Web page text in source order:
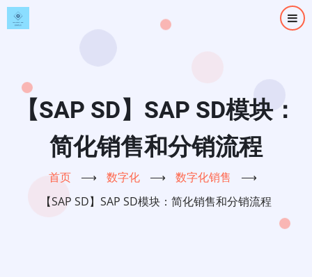
跳
转
【SAP SD】SAP SD模块：
简化销售和分销流程
首页 ⟶ 数字化 ⟶ 数字化销售
⟶
【SAP SD】SAP SD模块：简化销售和分销流程